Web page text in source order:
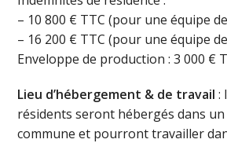
– 10 800 € TTC (pour une équipe
– 16 200 € TTC (pour une équipe
Enveloppe de production : 3 000 €
Lieu d’hébergement & de travail :
résidents seront hébergés dans
commune et pourront travailler